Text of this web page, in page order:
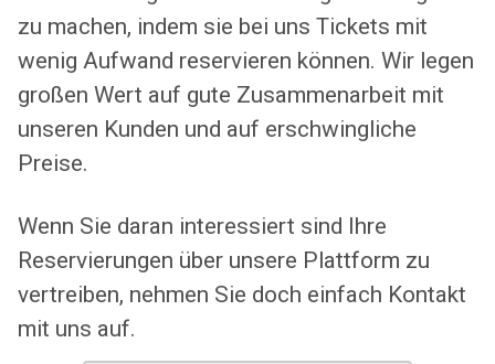
zu machen, indem sie bei uns Tickets mit
wenig Aufwand reservieren können. Wir legen
großen Wert auf gute Zusammenarbeit mit
unseren Kunden und auf erschwingliche
Preise.
Wenn Sie daran interessiert sind Ihre
Reservierungen über unsere Plattform zu
vertreiben, nehmen Sie doch einfach Kontakt
mit uns auf.